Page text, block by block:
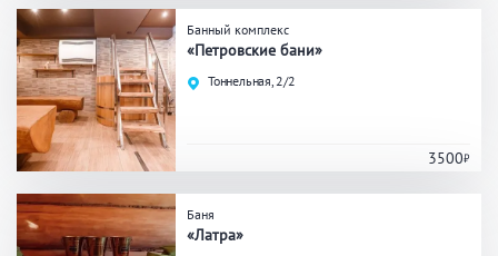
Удобства
На берегу водоема
Комната отдыха
Собственная парковка
Детская комната
Банный комплекс
«Петровские бани»
Тоннельная, 2/2
3500
Баня
«Латра»